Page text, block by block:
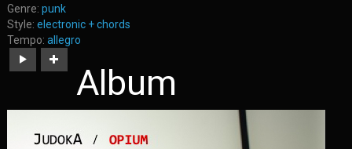
Genre: punk
Style: electronic + chords
Tempo: allegro
https://judoka.in/sites/default/files/fields/Track/1651-
we_need_more_drugz.mp3
Album